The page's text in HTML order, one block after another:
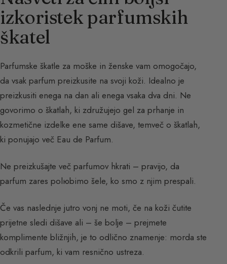
izkoristek parfumskih
škatel
Parfumske škatle za moške in ženske vam omogočajo,
da vsak parfum preizkusite na svoji koži. Idealno je
preizkusiti enega na dan ali enega vsaka dva dni. Ne
govorimo o škatlah, ki združujejo gel za prhanje in
kozmetične izdelke ene same dišave, temveč o škatlah,
ki ponujajo več Eau de Parfum.
Ne preizkušajte več parfumov hkrati – pravijo, da
parfum zares polюbimo šele, ko smo z njim prespali.
Če vas naslednje jutro vonj ne moti, če na koži čutite
prijetne sledi dišave ali – še bolje – prejmete
komplimente bližnjih, je to odlično znamenje: morda ste
odkrili parfum, ki vam resnično ustreza.